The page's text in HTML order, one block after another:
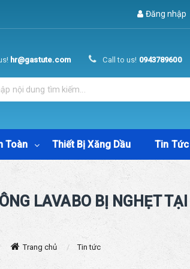
Đăng nhập
hr@gastute.com Call to us! 0943789600
Toàn Thiết Bị Xăng Dầu Tin Tức
LAVABO BỊ NGHẸT
Trang chủ Tin tức